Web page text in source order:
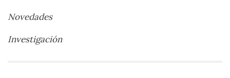
Novedades
Investigación